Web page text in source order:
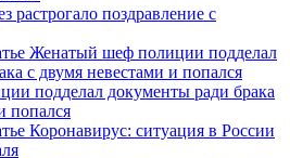
растрогало поздравление с
подделал документы ради брака
попался